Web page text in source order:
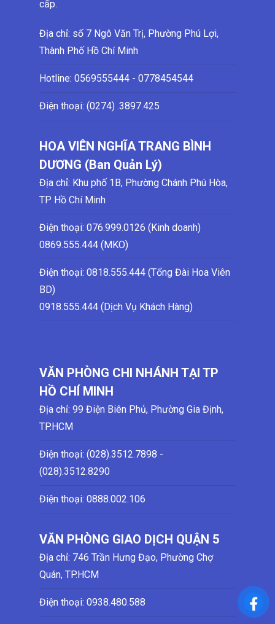
cấp.
Địa chỉ: số 7 Ngô Văn Trị, Phường Phú Lợi,
Thành Phố Hồ Chí Minh
Hotline: 0569555444 - 0778454544
Điện thoại: (0274) .3897.425
HOA VIÊN NGHĨA TRANG BÌNH
DƯƠNG (Ban Quản Lý)
Địa chỉ: Khu phố 1B, Phường Chánh Phú Hòa,
TP Hồ Chí Minh
Điện thoại: 076.999.0126 (Kinh doanh)
0869.555.444 (MKO)
Điện thoại: 0818.555.444 (Tổng Đài Hoa Viên
BD)
0918.555.444 (Dịch Vụ Khách Hàng)
VĂN PHÒNG CHI NHÁNH TẠI TP
HỒ CHÍ MINH
Địa chỉ: 99 Điện Biên Phủ, Phường Gia Định,
TP.HCM
Điện thoại: (028).3512.7898 -
(028).3512.8290
Điện thoại: 0888.002.106
VĂN PHÒNG GIAO DỊCH QUẬN 5
Địa chỉ: 746 Trần Hưng Đạo, Phường Chợ
Quán, TP.HCM
Điện thoại: 0938.480.588